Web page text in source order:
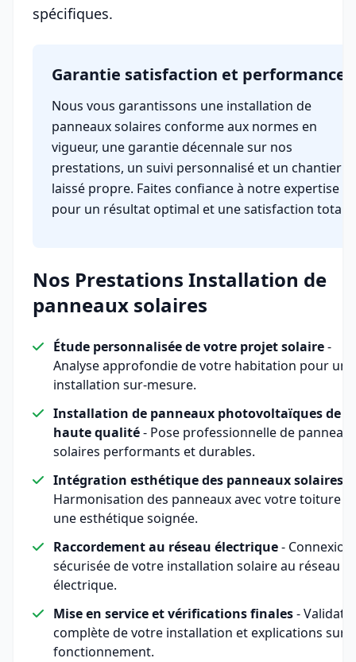
spécifiques.
Garantie satisfaction et performance
Nous vous garantissons une installation de
panneaux solaires conforme aux normes en
vigueur, une garantie décennale sur nos
prestations, un suivi personnalisé et un chantier
laissé propre. Faites confiance à notre expertise
pour un résultat optimal et une satisfaction totale.
Nos Prestations Installation de
panneaux solaires
Étude personnalisée de votre projet solaire-
Analyse approfondie de votre habitation pour une
installation sur-mesure.
Installation de panneaux photovoltaïques de
haute qualité- Pose professionnelle de
solaires performants et durables.
Intégration esthétique des panneaux solaires
Harmonisation des panneaux avec votre toiture
une esthétique soignée.
Raccordement au réseau électrique- Connexion
sécurisée de votre installation solaire au réseau
électrique.
Mise en service et vérifications finales-
complète de votre installation et explications sur
fonctionnement.